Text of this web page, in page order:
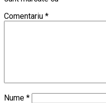
Comentariu *
Nume *